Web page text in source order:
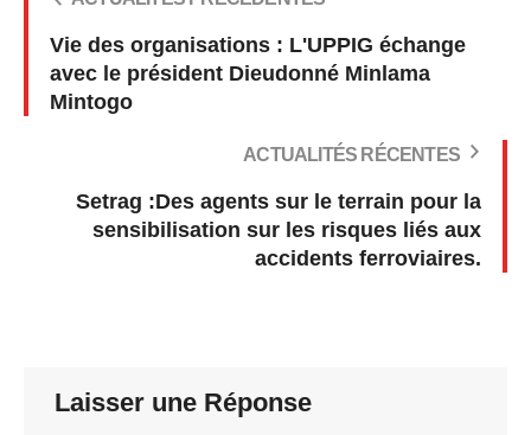
Vie des organisations : L'UPPIG échange
avec le président Dieudonné Minlama
Mintogo
ACTUALITÉS RÉCENTES
Setrag :Des agents sur le terrain pour la
sensibilisation sur les risques liés aux
accidents ferroviaires.
Laisser une Réponse